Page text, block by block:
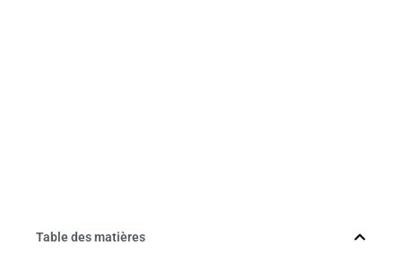
Table des matières